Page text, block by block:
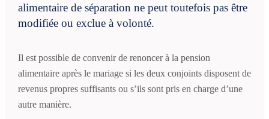
alimentaire de séparation ne peut toutefois pas être
modifiée ou exclue à volonté.
Il est possible de convenir de renoncer à la pension
alimentaire après le mariage si les deux conjoints disposent de
revenus propres suffisants ou s’ils sont pris en charge d’une
autre manière.